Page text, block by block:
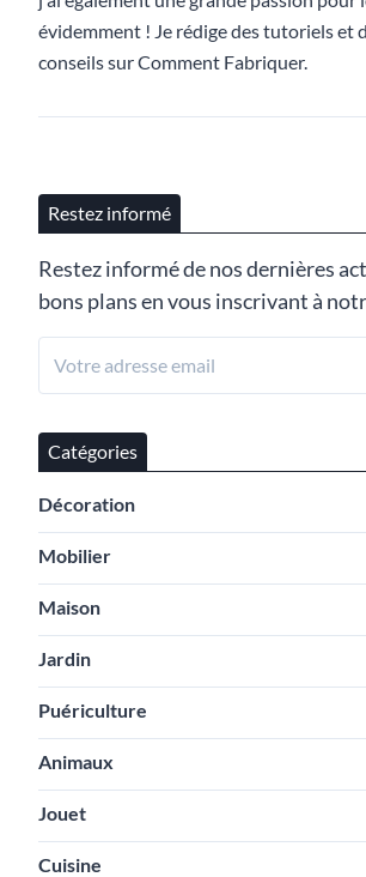
évidemment ! Je rédige des tutoriels et
conseils sur Comment Fabriquer.
Restez informé
Restez informé de nos dernières
bons plans en vous inscrivant à
Catégories
Décoration
Mobilier
Maison
Jardin
Puériculture
Animaux
Jouet
Cuisine